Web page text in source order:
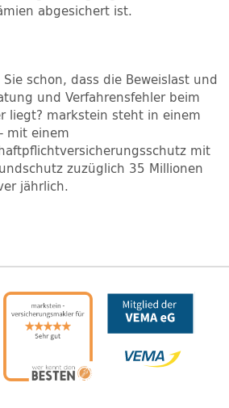
abgesichert ist.
schon, dass die Beweislast und
und Verfahrensfehler beim
liegt? markstein steht in einem
mit einem
mit
zuzüglich 35 Millionen
jährlich.